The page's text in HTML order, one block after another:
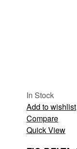
In Stock
Add to wishlist
Compare
Quick View